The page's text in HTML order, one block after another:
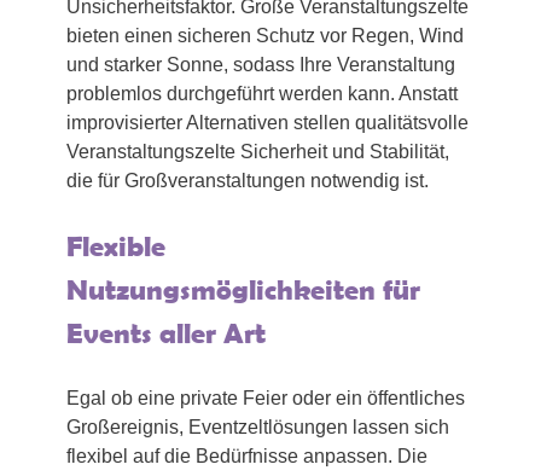
Unsicherheitsfaktor. Große Veranstaltungszelte
bieten einen sicheren Schutz vor Regen, Wind
und starker Sonne, sodass Ihre Veranstaltung
problemlos durchgeführt werden kann. Anstatt
improvisierter Alternativen stellen qualitätsvolle
Veranstaltungszelte Sicherheit und Stabilität,
die für Großveranstaltungen notwendig ist.
Flexible
Nutzungsmöglichkeiten für
Events aller Art
Egal ob eine private Feier oder ein öffentliches
Großereignis, Eventzeltlösungen lassen sich
flexibel auf die Bedürfnisse anpassen. Die